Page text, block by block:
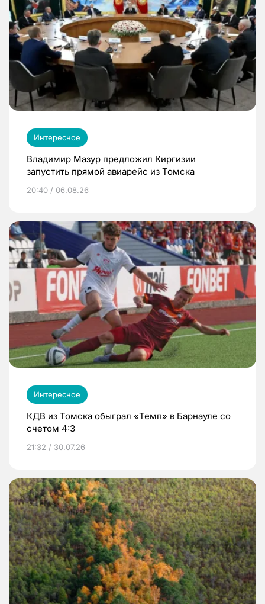
Интересное
Владимир Мазур предложил Киргизии
запустить прямой авиарейс из Томска
20:40 / 06.08.26
Интересное
КДВ из Томска обыграл «Темп» в Барнауле со
счетом 4:3
21:32 / 30.07.26